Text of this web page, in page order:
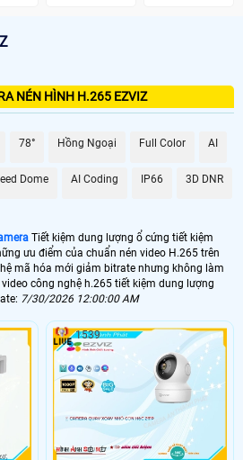
NÉN HÌNH H.265 EZVIZ
78° Hồng Ngoại Full Color AI
Dome AI Coding IP66 3D DNR
Tiết kiệm dung lượng ổ cứng tiết kiệm
ưu điểm của chuẩn nén video H.265 trên
mã hóa mới giảm bitrate nhưng không làm
công nghệ h.265 tiết kiệm dung lượng
7/30/2026 12:00:00 AM
1539